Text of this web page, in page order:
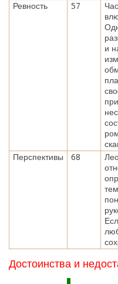
Ревность
57
и
Перспективы
68
Достоинства и